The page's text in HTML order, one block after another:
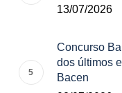
13/07/2026
Concurso
dos últimos
Bacen